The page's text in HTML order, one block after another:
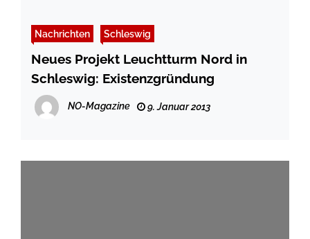
Nachrichten Schleswig
Neues Projekt Leuchtturm Nord in
Schleswig: Existenzgründung
NO-Magazine 9. Januar 2013